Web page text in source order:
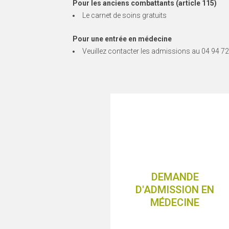
Pour les anciens combattants (article 115)
Le carnet de soins gratuits
Pour une entrée en médecine
Veuillez contacter les admissions au 04 94
DEMANDE
D'ADMISSION EN
MÉDECINE
ou à votre service
d’hospitalisation de bien vouloir
contacter le service des